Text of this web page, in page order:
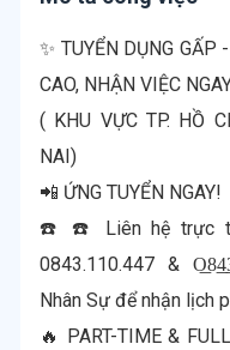
✨ TUYỂN DỤNG
CAO, NHẬN VIỆC
( KHU VỰC TP. HỒ
NAI)
📲 ỨNG TUYỂN NGAY!
☎️ ☎️ Liên hệ trực
0843.110.447 &
Nhân Sự để nhận lịch
🔥 PART-TIME &